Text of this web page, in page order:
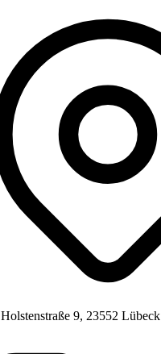
Holstenstraße 9, 23552 Lübeck